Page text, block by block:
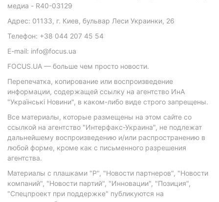
медиа - R40-03129
Адрес: 01133, г. Киев, бульвар Леси Украинки, 26
Телефон: +38 044 207 45 54
E-mail: info@focus.ua
FOCUS.UA — больше чем просто новости.
Перепечатка, копирование или воспроизведение
информации, содержащей ссылку на агентство ИнА
"Українські Новини", в каком-либо виде строго запрещены.
Все материалы, которые размещены на этом сайте со
ссылкой на агентство "Интерфакс-Украина", не подлежат
дальнейшему воспроизведению и/или распространению в
любой форме, кроме как с письменного разрешения
агентства.
Материалы с плашками "Р", "Новости партнеров", "Новости
компаний", "Новости партий", "Инновации", "Позиция",
"Спецпроект при поддержке" публикуются на